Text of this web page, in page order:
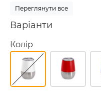
Переглянути все
Варіанти
Колір